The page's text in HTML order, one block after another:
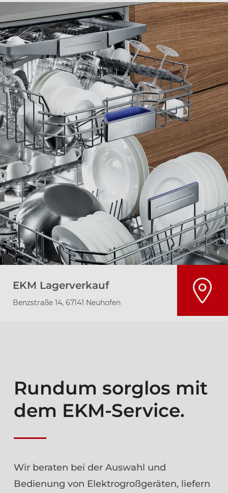
EKM Lagerverkauf
Benzstraße 14, 67141 Neuhofen
Rundum sorglos mit
dem EKM-Service.
Wir beraten bei der Auswahl und
Bedienung von Elektrogroßgeräten, liefern